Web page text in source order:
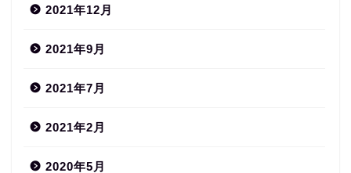
2021年12月
2021年9月
2021年7月
2021年2月
2020年5月